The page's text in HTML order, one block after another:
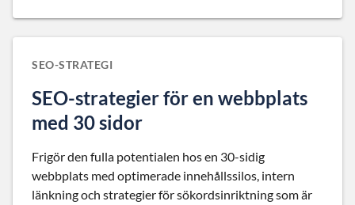
SEO-STRATEGI
SEO-strategier för en webbplats
med 30 sidor
Frigör den fulla potentialen hos en 30-sidig
webbplats med optimerade innehållssilos, intern
länkning och strategier för sökordsinriktning som är